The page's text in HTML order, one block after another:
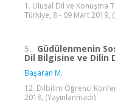
1. Ulusal Dil ve Konuşma
Türkiye, 8 - 09 Mart 2019,
5. Güdülenmenin
Dil Bilgisine ve Dilin
Başaran M.
12. Dilbilim Öğrenci
2018, (Yayınlanmadı)